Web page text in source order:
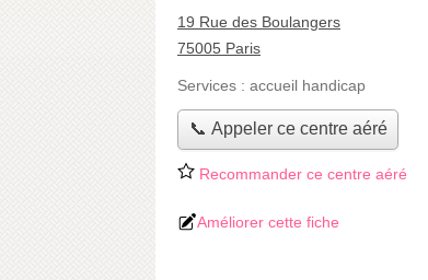
19 Rue des Boulangers
75005 Paris
Services : accueil handicap
📞 Appeler ce centre aéré
Recommander ce centre aéré
Améliorer cette fiche